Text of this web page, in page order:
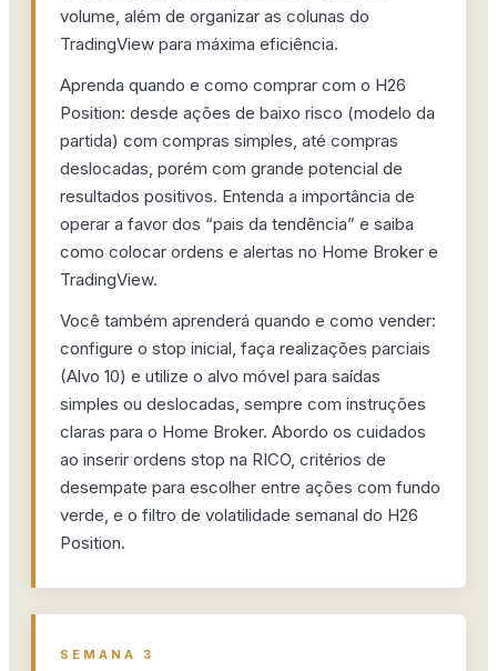
volume, além de organizar as colunas do
TradingView para máxima eficiência.
Aprenda quando e como comprar com o H26
Position: desde ações de baixo risco (modelo da
partida) com compras simples, até compras
deslocadas, porém com grande potencial de
resultados positivos. Entenda a importância de
operar a favor dos “pais da tendência” e saiba
como colocar ordens e alertas no Home Broker e
TradingView.
Você também aprenderá quando e como vender:
configure o stop inicial, faça realizações parciais
(Alvo 10) e utilize o alvo móvel para saídas
simples ou deslocadas, sempre com instruções
claras para o Home Broker. Abordo os cuidados
ao inserir ordens stop na RICO, critérios de
desempate para escolher entre ações com fundo
verde, e o filtro de volatilidade semanal do H26
Position.
SEMANA 3